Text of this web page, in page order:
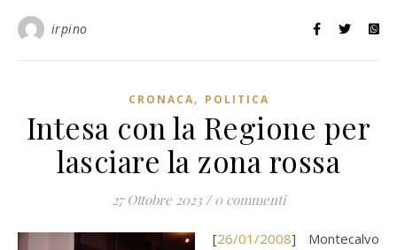
irpino
CRONACA, POLITICA
Intesa con la Regione per
lasciare la zona rossa
27 Ottobre 2023 / 0 commenti
[ 26/01/2008] Montecalvo